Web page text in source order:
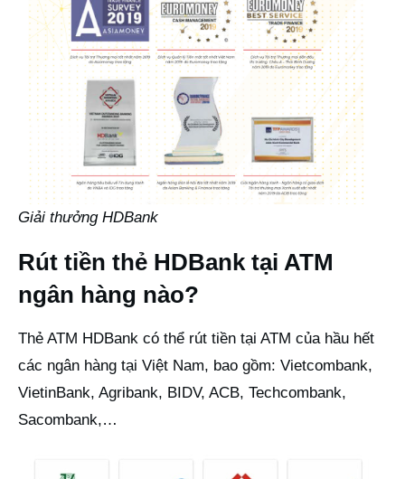
Giải thưởng HDBank
Rút tiền thẻ HDBank tại ATM
ngân hàng nào?
Thẻ ATM HDBank có thể rút tiền tại ATM của hầu hết
các ngân hàng tại Việt Nam, bao gồm: Vietcombank,
VietinBank, Agribank, BIDV, ACB, Techcombank,
Sacombank,…